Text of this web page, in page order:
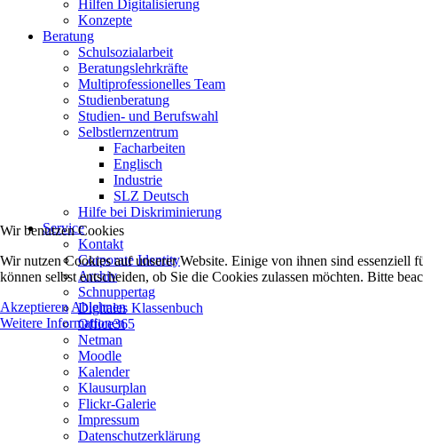
Hilfen Digitalisierung
Konzepte
Beratung
Schulsozialarbeit
Beratungslehrkräfte
Multiprofessionelles Team
Studienberatung
Studien- und Berufswahl
Selbstlernzentrum
Facharbeiten
Englisch
Industrie
SLZ Deutsch
Hilfe bei Diskriminierung
Service
Kontakt
Corporate Identity
Archiv
Schnuppertag
Digitales Klassenbuch
Office365
Netman
Moodle
Kalender
Klausurplan
Flickr-Galerie
Impressum
Datenschutzerklärung
Wir benutzen Cookies
Wir nutzen Cookies auf unserer Website. Einige von ihnen sind essenziell
können selbst entscheiden, ob Sie die Cookies zulassen möchten. Bitte
Akzeptieren Ablehnen
Weitere Informationen